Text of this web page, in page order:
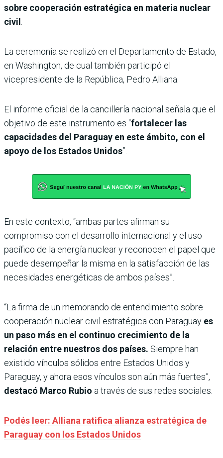
sobre cooperación estratégica en materia nuclear
civil
La ceremonia se realizó en el Departamento de Estado,
en Washington, de cual también participó el
vicepresidente de la República, Pedro Alliana.
El informe oficial de la cancillería nacional señala que el
objetivo de este instrumento es “fortalecer las
capacidades del Paraguay en este ámbito, con el
apoyo de los Estados Unidos”.
En este contexto, “ambas partes afirman su
compromiso con el desarrollo internacional y el uso
pacífico de la energía nuclear y reconocen el papel que
puede desempeñar la misma en la satisfacción de las
necesidades energéticas de ambos países”.
“La firma de un memorando de entendimiento sobre
cooperación nuclear civil estratégica con Paraguay es
un paso más en el continuo crecimiento de la
relación entre nuestros dos países. Siempre han
existido vínculos sólidos entre Estados Unidos y
Paraguay, y ahora esos vínculos son aún más fuertes”,
destacó Marco Rubio a través de sus redes sociales.
Podés leer: Alliana ratifica alianza estratégica de
Paraguay con los Estados Unidos